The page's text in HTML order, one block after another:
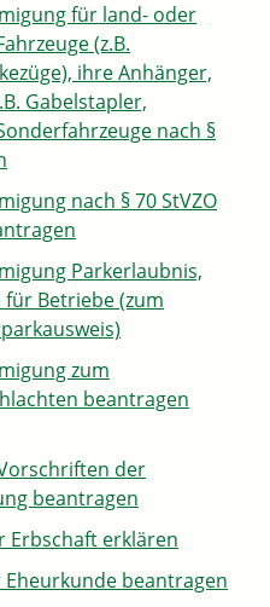
für land- oder
(z.B.
ihre Anhänger,
Gabelstapler,
nach §
nach § 70 StVZO
Parkerlaubnis,
Betriebe (zum
zum
beantragen
der
beantragen
Erbschaft erklären
beantragen